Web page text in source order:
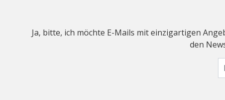
Ja, bitte, ich möchte E-Mails mit einzigartigen
den